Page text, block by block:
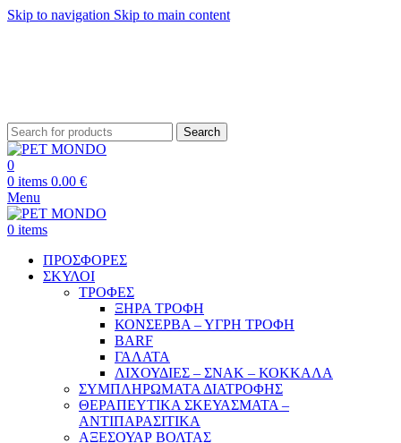
Skip to navigation Skip to main content
Search
0
0 items 0.00 €
Menu
0 items
ΠΡΟΣΦΟΡΕΣ
ΣΚΥΛΟΙ
ΤΡΟΦΕΣ
ΞΗΡΑ ΤΡΟΦΗ
ΚΟΝΣΕΡΒΑ – ΥΓΡΗ ΤΡΟΦΗ
BARF
ΓΑΛΑΤΑ
ΛΙΧΟΥΔΙΕΣ – ΣΝΑΚ – ΚΟΚΚΑΛΑ
ΣΥΜΠΛΗΡΩΜΑΤΑ ΔΙΑΤΡΟΦΗΣ
ΘΕΡΑΠΕΥΤΙΚΑ ΣΚΕΥΑΣΜΑΤΑ –
ΑΝΤΙΠΑΡΑΣΙΤΙΚΑ
ΑΞΕΣΟΥΑΡ ΒΟΛΤΑΣ